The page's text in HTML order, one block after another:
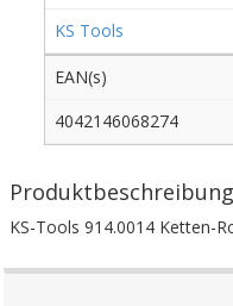
KS Tools
EAN(s)
4042146068274
Produktbeschreibung
KS-Tools 914.0014 Ketten-